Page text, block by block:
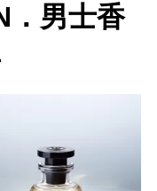
．男士香